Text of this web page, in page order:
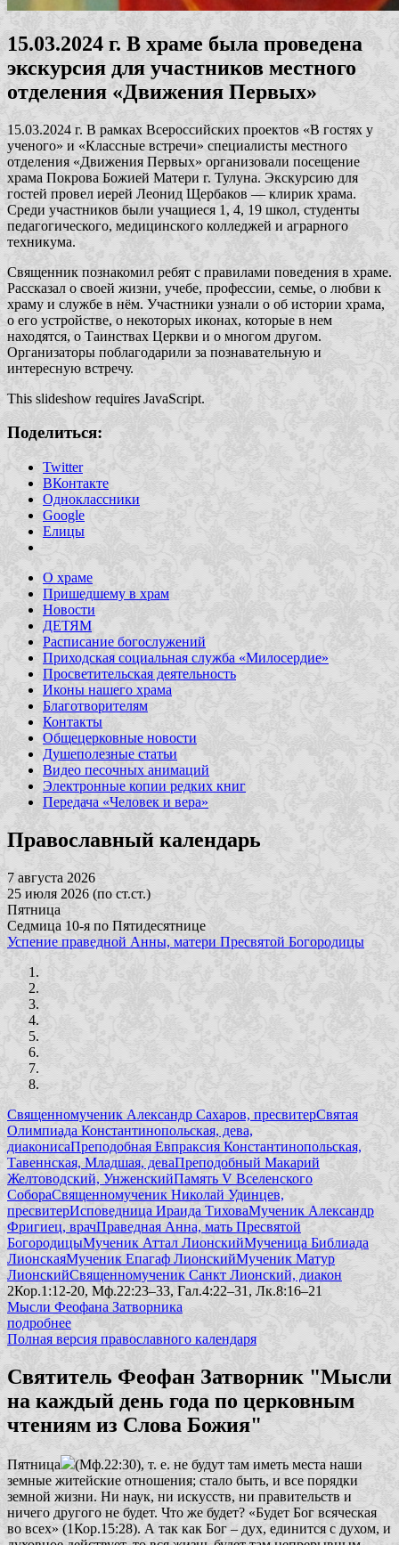
15.03.2024 г. В храме была проведена
экскурсия для участников местного
отделения «Движения Первых»
15.03.2024 г. В рамках Всероссийских проектов «В гостях у
ученого» и «Классные встречи» специалисты местного
отделения «Движения Первых» организовали посещение
храма Покрова Божией Матери г. Тулуна. Экскурсию для
гостей провел иерей Леонид Щербаков — клирик храма.
Среди участников были учащиеся 1, 4, 19 школ, студенты
педагогического, медицинского колледжей и аграрного
техникума.
Священник познакомил ребят с правилами поведения в храме.
Рассказал о своей жизни, учебе, профессии, семье, о любви к
храму и службе в нём. Участники узнали о об истории храма,
о его устройстве, о некоторых иконах, которые в нем
находятся, о Таинствах Церкви и о многом другом.
Организаторы поблагодарили за познавательную и
интересную встречу.
This slideshow requires JavaScript.
Поделиться:
Twitter
ВКонтакте
Одноклассники
Google
Елицы
О храме
Пришедшему в храм
Новости
ДЕТЯМ
Расписание богослужений
Приходская социальная служба «Милосердие»
Просветительская деятельность
Иконы нашего храма
Благотворителям
Контакты
Общецерковные новости
Душеполезные статьи
Видео песочных анимаций
Электронные копии редких книг
Передача «Человек и вера»
Православный календарь
7 августа 2026
25 июля 2026 (по ст.ст.)
Пятница
Седмица 10-я по Пятидесятнице
Успение праведной Анны, матери Пресвятой Богородицы
Священномученик Александр Сахаров, пресвитерСвятая
Олимпиада Константинопольская, дева,
диаконисаПреподобная Евпраксия Константинопольская,
Тавеннская, Младшая, деваПреподобный Макарий
Желтоводский, УнженскийПамять V Вселенского
СобораСвященномученик Николай Удинцев,
пресвитерИсповедница Ираида ТиховаМученик Александр
Фригиец, врачПраведная Анна, мать Пресвятой
БогородицыМученик Аттал ЛионскийМученица Библиада
ЛионскаяМученик Епагаф ЛионскийМученик Матур
ЛионскийСвященномученик Санкт Лионский, диакон
2Кор.1:12-20, Мф.22:23–33, Гал.4:22–31, Лк.8:16–21
Мысли Феофана Затворника
подробнее
Полная версия православного календаря
Святитель Феофан Затворник "Мысли
на каждый день года по церковным
чтениям из Слова Божия"
Пятница
(Мф.22:30), т. е. не будут там иметь места наши
земные житейские отношения; стало быть, и все порядки
земной жизни. Ни наук, ни искусств, ни правительств и
ничего другого не будет. Что же будет? «Будет Бог всяческая
во всех» (1Кор.15:28). А так как Бог – дух, единится с духом, и